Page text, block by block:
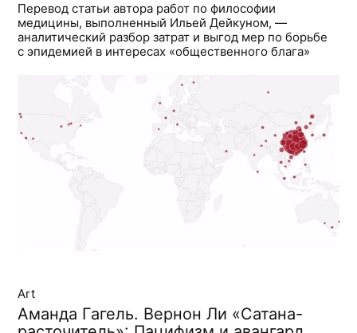
Перевод статьи автора работ по философии
медицины, выполненный Ильей Дейкуном, —
аналитический разбор затрат и выгод мер по борьбе
с эпидемией в интересах «общественного блага»
Art
Аманда Гагель. Вернон Ли «Сатана-